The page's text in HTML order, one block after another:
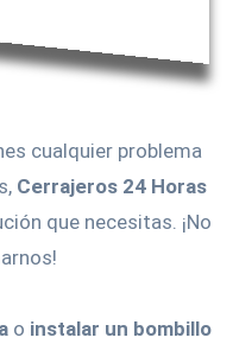
cualquier problema
Cerrajeros 24 Horas
que necesitas. ¡No
o instalar un bombillo